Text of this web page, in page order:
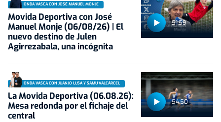
51:59
ONDA VASCA CON JOSÉ MANUEL MONJE
Movida Deportiva con José
Manuel Monje (06/08/26) | El
nuevo destino de Julen
Agirrezabala, una incógnita
54:50
ONDA VASCA CON JUANJO LUSA Y SAMU VALCÁRCEL
La Movida Deportiva (06.08.26):
Mesa redonda por el fichaje del
central